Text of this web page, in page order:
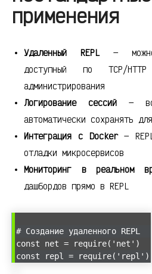
применения
Удаленный REPL— можно
доступный по TCP/
администрирования
Логирование сессий— все
автоматически сохранять
Интеграция с Docker—
отладки микросервисов
Мониторинг в реальном
дашбордов прямо в REPL
# Создание удаленного REPL
const net = require('net')
const repl = require('repl')